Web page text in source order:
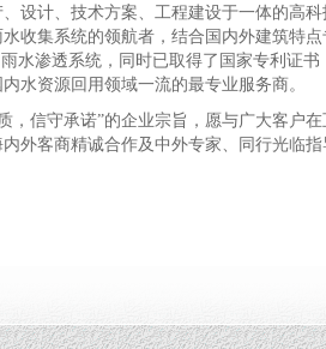
设计、技术方案、工程建设于一体的高
收集系统的领航者，结合国内外建筑特
水渗透系统，同时已取得了国家专利证书
水资源回用领域一流的最专业服务商。
信守承诺”的企业宗旨，愿与广大客户
外客商精诚合作及中外专家、同行光临